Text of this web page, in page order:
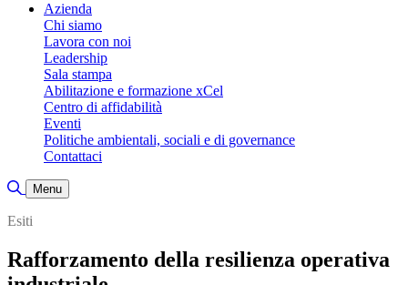
Azienda
Chi siamo
Lavora con noi
Leadership
Sala stampa
Abilitazione e formazione xCel
Centro di affidabilità
Eventi
Politiche ambientali, sociali e di governance
Contattaci
Attiva/disattiva ricerca
Menu
Esiti
Rafforzamento della resilienza operativa